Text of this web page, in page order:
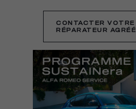
CONTACTER VOTRE
RÉPARATEUR AGRÉÉ